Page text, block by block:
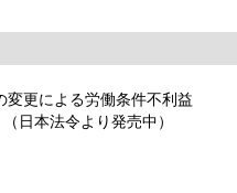
変更による労働条件不利益
日本法令より発売中）